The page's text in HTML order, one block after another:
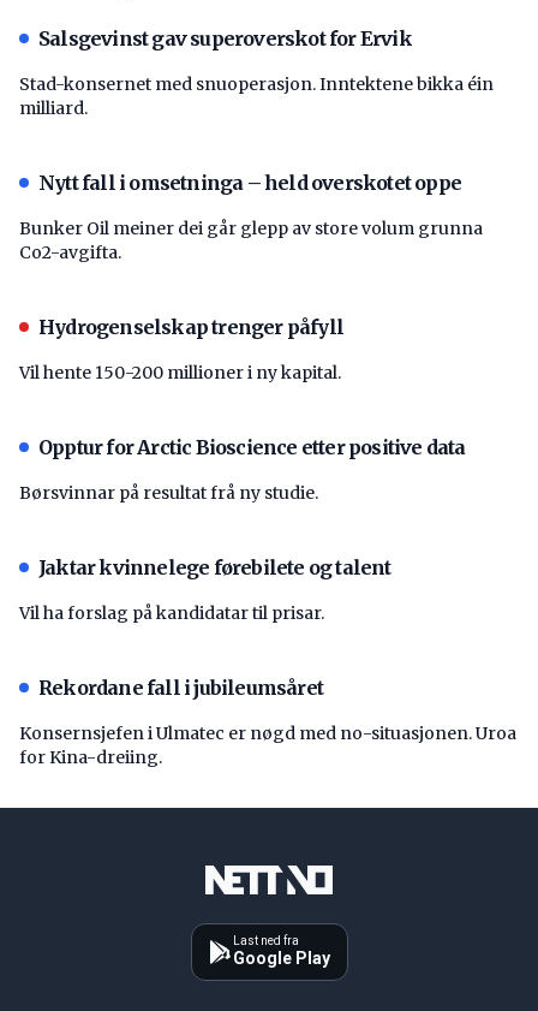
Salsgevinst gav superoverskot for Ervik
Stad-konsernet med snuoperasjon. Inntektene bikka éin
milliard.
Nytt fall i omsetninga – held overskotet oppe
Bunker Oil meiner dei går glepp av store volum grunna
Co2-avgifta.
Hydrogenselskap trenger påfyll
Vil hente 150-200 millioner i ny kapital.
Opptur for Arctic Bioscience etter positive data
Børsvinnar på resultat frå ny studie.
Jaktar kvinnelege førebilete og talent
Vil ha forslag på kandidatar til prisar.
Rekordane fall i jubileumsåret
Konsernsjefen i Ulmatec er nøgd med no-situasjonen. Uroa
for Kina-dreiing.
Last ned fra
Google Play